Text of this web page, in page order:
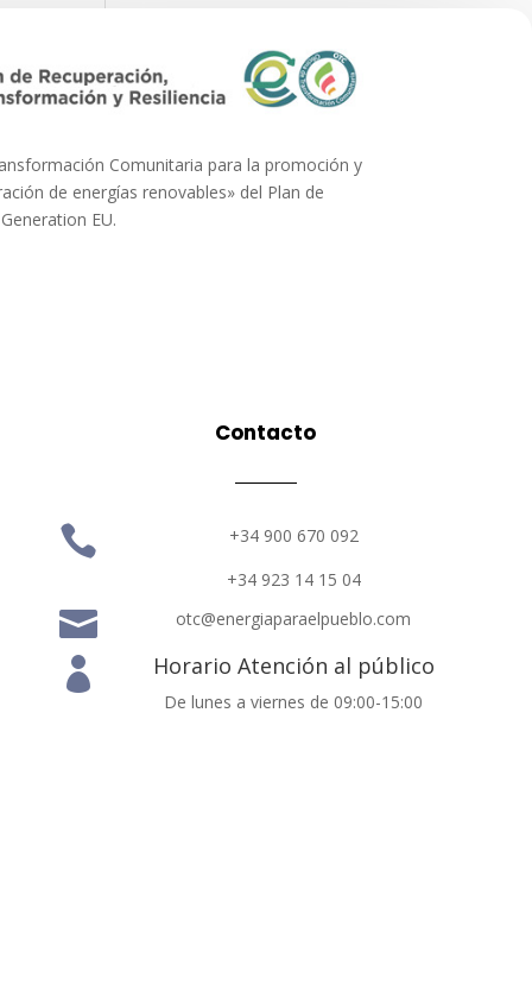
Comunitaria para la promoción y
de energías renovables» del Plan de
EU.
Contacto

+34 900 670 092
+34 923 14 15 04
 otc@energiaparaelpueblo.com
 Horario Atención al público
De lunes a viernes de 09:00-15:00